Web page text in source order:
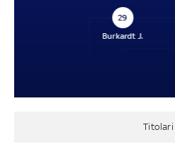
29
Burkardt J.
Titolari